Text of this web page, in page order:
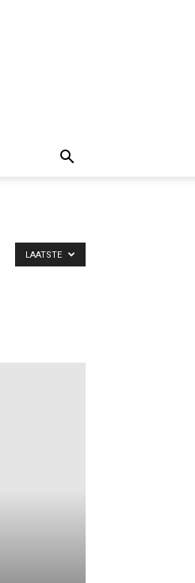
LAATSTE